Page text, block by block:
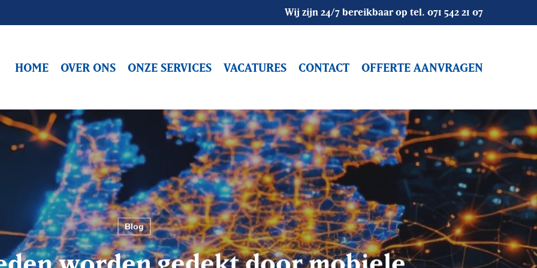
Wij zijn 24/7 bereikbaar op tel. 071 542 21 07
HOME OVER ONS ONZE SERVICES
Objectbewaking
Bouwbeveiliging
Mobiele Surveillance
Winkelsurveilance
Receptiediensten / Host
Alarmopvolging
Vakantiesurveillance
Camerabeveiliging
Camerasystemen
Alarmsystemen
VACATURES CONTACT OFFERTE AANVRAGEN
Blog